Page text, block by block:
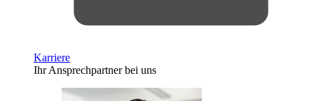
Karriere
Ihr Ansprechpartner bei uns